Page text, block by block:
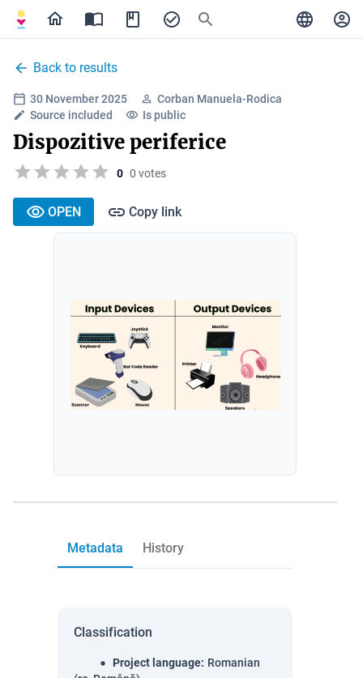
Back to results
30 November 2025
Corban Manuela-Rodica
Source included
Is public
Dispozitive periferice
0 0 votes
OPEN Copy link
Metadata History
Classification
Project language: Romanian